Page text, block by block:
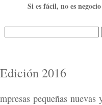
Si es fácil, no es negocio
2016
pequeñas nuevas